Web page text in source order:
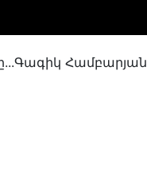
Համբարյան